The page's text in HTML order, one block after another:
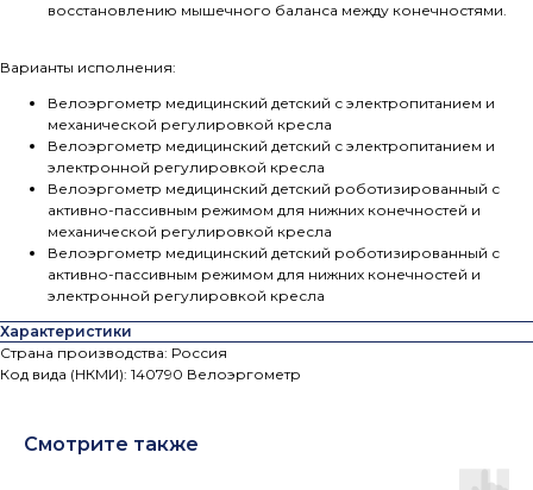
восстановлению мышечного баланса между конечностями.
Варианты исполнения:
Велоэргометр медицинский детский с электропитанием и
механической регулировкой кресла
Велоэргометр медицинский детский с электропитанием и
электронной регулировкой кресла
Велоэргометр медицинский детский роботизированный с
активно-пассивным режимом для нижних конечностей и
механической регулировкой кресла
Велоэргометр медицинский детский роботизированный с
активно-пассивным режимом для нижних конечностей и
электронной регулировкой кресла
Характеристики
Страна производства: Россия
Код вида (НКМИ): 140790 Велоэргометр
Смотрите также